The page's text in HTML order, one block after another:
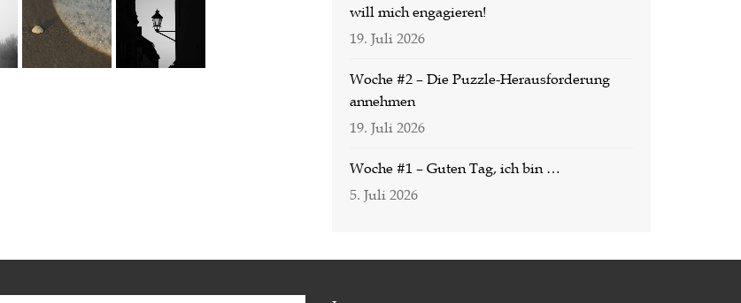
will mich engagieren!
19. Juli 2026
Woche #2 – Die Puzzle-Herausforderung
annehmen
19. Juli 2026
Woche #1 – Guten Tag, ich bin …
5. Juli 2026